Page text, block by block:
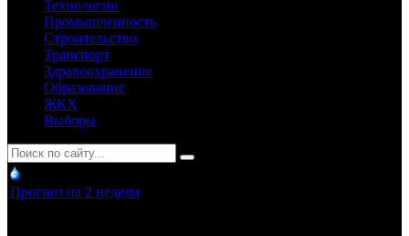
Технологии
Промышленность
Строительство
Транспорт
Здравоохранение
Образование
ЖКХ
Выборы
Прогноз на 2 недели